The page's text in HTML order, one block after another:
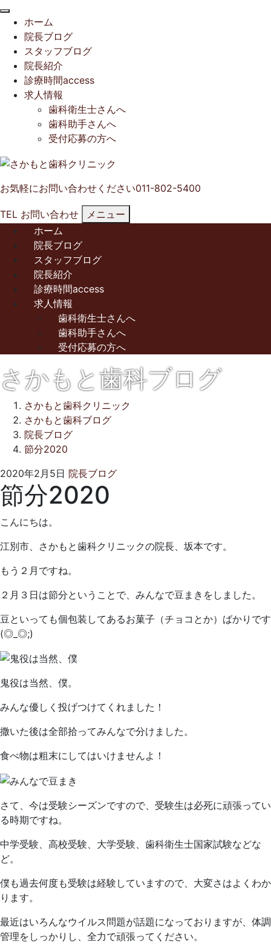
ホーム
院長ブログ
スタッフブログ
院長紹介
診療時間access
求人情報
歯科衛生士さんへ
歯科助手さんへ
受付応募の方へ
お気軽にお問い合わせください011-802-5400
TEL お問い合わせ
メニュー
ホーム
院長ブログ
スタッフブログ
院長紹介
診療時間access
求人情報
歯科衛生士さんへ
歯科助手さんへ
受付応募の方へ
さかもと歯科ブログ
さかもと歯科クリニック
さかもと歯科ブログ
院長ブログ
節分2020
2020年2月5日 院長ブログ2021
日
さ
科
ニ
ッ
ク
節分2020
こんにちは。
江別市、さかもと歯科クリニックの院長、坂本です。
もう２月ですね。
２月３日は節分ということで、みんなで豆まきをしました。
豆といっても個包装してあるお菓子（チョコとか）ばかりです
(◎_◎;)
鬼役は当然、僕。
みんな優しく投げつけてくれました！
撒いた後は全部拾ってみんなで分けました。
食べ物は粗末にしてはいけませんよ！
さて、今は受験シーズンですので、受験生は必死に頑張ってい
る時期ですね。
中学受験、高校受験、大学受験、歯科衛生士国家試験などな
ど。
僕も過去何度も受験は経験していますので、大変さはよくわか
ります。
最近はいろんなウイルス問題が話題になっておりますが、体調
管理をしっかりし、全力で頑張ってください。